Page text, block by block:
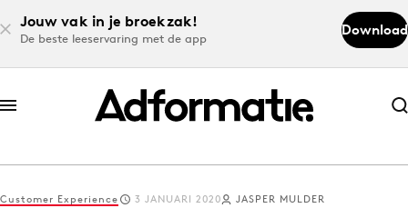
Jouw vak in je broekzak!
De beste leeservaring met de app
Download
Abonneer nu
Abonneer nu
Log in
Customer Experience 3 JANUARI 2020 JASPER MULDER